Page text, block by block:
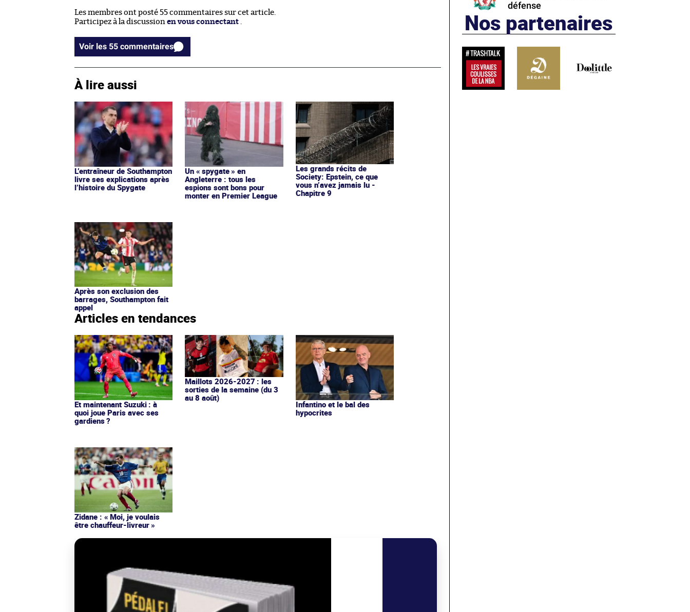
Les membres ont posté 55 commentaires sur cet article.
Participez à la discussion en vous connectant
Voir les 55 commentaires
À lire aussi
L’entraîneur de Southampton
livre ses explications après
l’histoire du Spygate
Un « spygate » en
Angleterre : tous les
espions sont bons pour
monter en Premier League
Les grands récits de
Society: Epstein, ce que
vous n’avez jamais lu -
Chapitre 9
Après son exclusion des
barrages, Southampton fait
appel
Articles en tendances
Et maintenant Suzuki : à
quoi joue Paris avec ses
gardiens ?
Maillots 2026-2027 : les
sorties de la semaine (du 3
au 8 août)
Infantino et le bal des
hypocrites
Zidane : « Moi, je voulais
être chauffeur-livreur »
défense
Nos partenaires